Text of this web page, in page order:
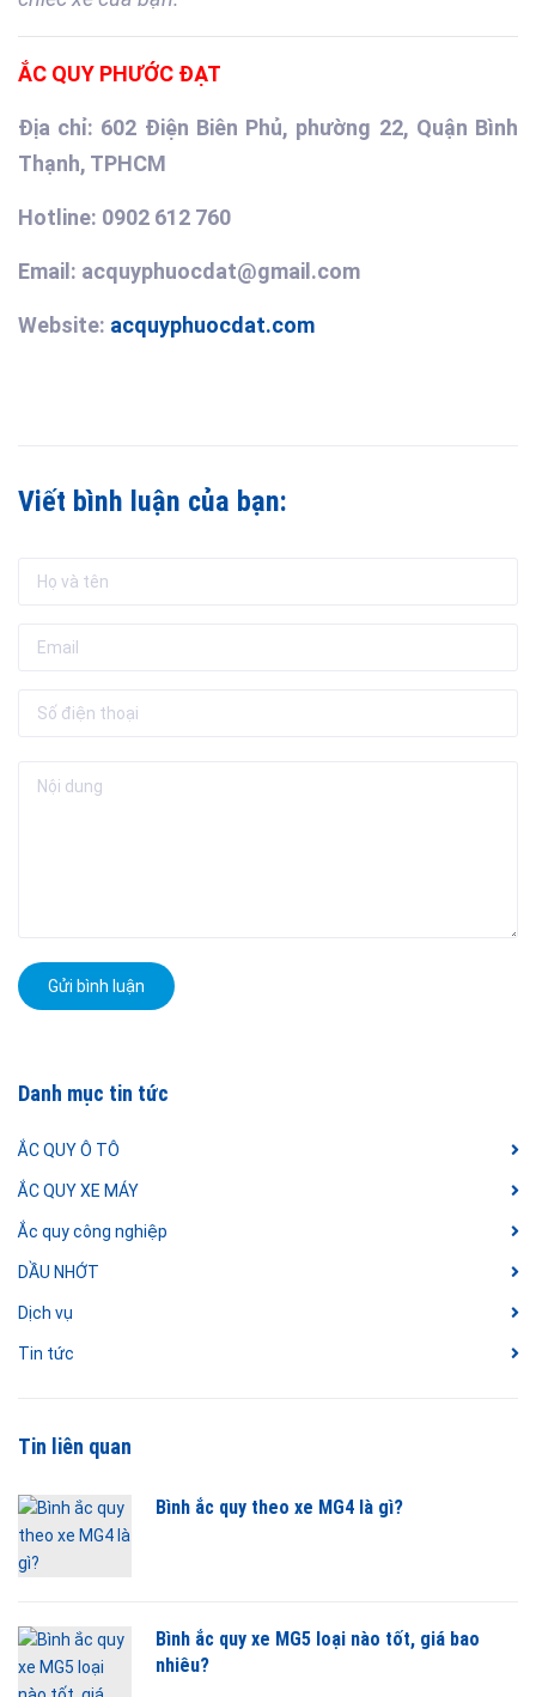
Danh mục tin tức
ẮC QUY Ô TÔ
ẮC QUY XE MÁY
Ắc quy công nghiệp
DẦU NHỚT
Dịch vụ
Tin tức
Tin liên quan
Bình ắc quy theo xe MG4 là gì?
Bình ắc quy xe MG5 loại nào tốt, giá bao
nhiêu?
ẮC QUY PHƯỚC ĐẠT
Địa chỉ: 602 Điện Biên Phủ, phường 22, Quận Bình
Thạnh, TPHCM
Hotline: 0902 612 760
Email: acquyphuocdat@gmail.com
Website: acquyphuocdat.com
Viết bình luận của bạn:
Gửi bình luận